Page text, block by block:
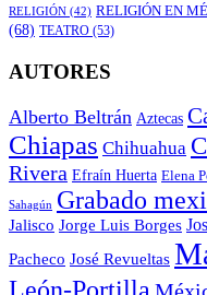
RELIGIÓN (42) RELIGIÓN EN
(68) TEATRO (53)
AUTORES
Alberto Beltrán Aztecas
Chiapas Chihuahua
Rivera Efraín Huerta Elena
Sahagún Grabado
Jalisco Jorge Luis Borges
Pacheco José Revueltas